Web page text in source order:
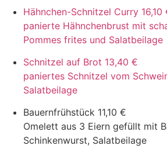
Hähnchen-Schnitzel Curry 16,10
panierte Hähnchenbrust mit
Pommes frites und Salatbeilage
Schnitzel auf Brot 13,40 €
paniertes Schnitzel vom
Salatbeilage
Bauernfrühstück 11,10 €
Omelett aus 3 Eiern gefüllt mit
Schinkenwurst, Salatbeilage